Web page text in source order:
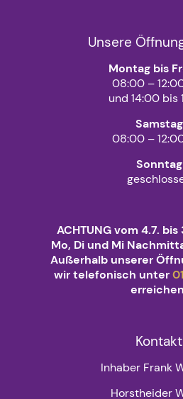
Unsere
Montag bis
08:00 –
und 14:00 bis
Samstag
08:00 –
Sonntag
ACHTUNG vom 4.7.
Mo, Di und Mi
Außerhalb unserer
wir telefonisch unter
Kontakt
Inhaber Frank
Horstheider